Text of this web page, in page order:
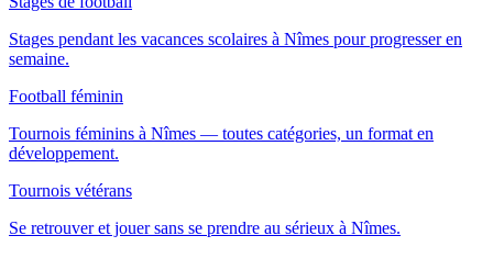
Stages pendant les vacances scolaires à Nîmes pour progresser en
semaine.
Football féminin
Tournois féminins à Nîmes — toutes catégories, un format en
développement.
Tournois vétérans
Se retrouver et jouer sans se prendre au sérieux à Nîmes.